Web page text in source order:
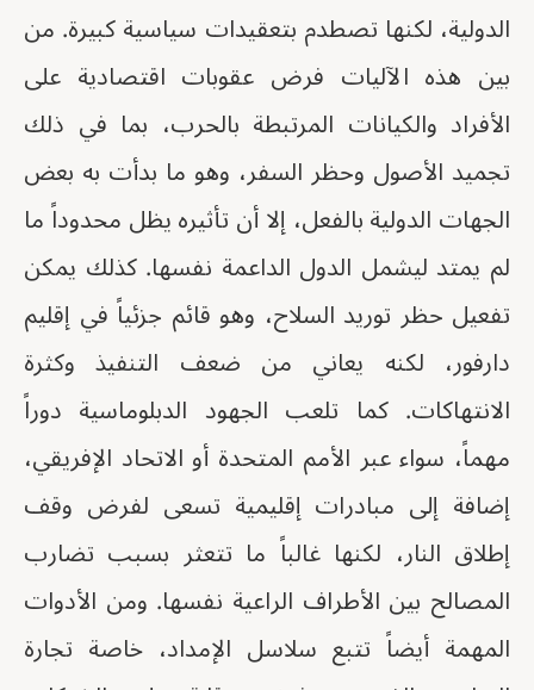
الدولية، لكنها تصطدم بتعقيدات سياسية كبيرة. من
بين هذه الآليات فرض عقوبات اقتصادية على
الأفراد والكيانات المرتبطة بالحرب، بما في ذلك
تجميد الأصول وحظر السفر، وهو ما بدأت به بعض
الجهات الدولية بالفعل، إلا أن تأثيره يظل محدوداً ما
لم يمتد ليشمل الدول الداعمة نفسها. كذلك يمكن
تفعيل حظر توريد السلاح، وهو قائم جزئياً في إقليم
دارفور، لكنه يعاني من ضعف التنفيذ وكثرة
الانتهاكات. كما تلعب الجهود الدبلوماسية دوراً
مهماً، سواء عبر الأمم المتحدة أو الاتحاد الإفريقي،
إضافة إلى مبادرات إقليمية تسعى لفرض وقف
إطلاق النار، لكنها غالباً ما تتعثر بسبب تضارب
المصالح بين الأطراف الراعية نفسها. ومن الأدوات
المهمة أيضاً تتبع سلاسل الإمداد، خاصة تجارة